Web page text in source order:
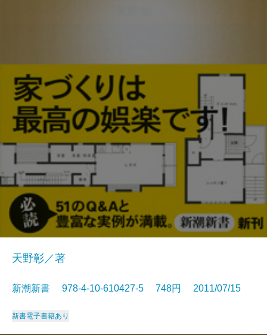
天野彰／著
新潮新書 978-4-10-610427-5 748円 2011/07/15
新書電子書籍あり